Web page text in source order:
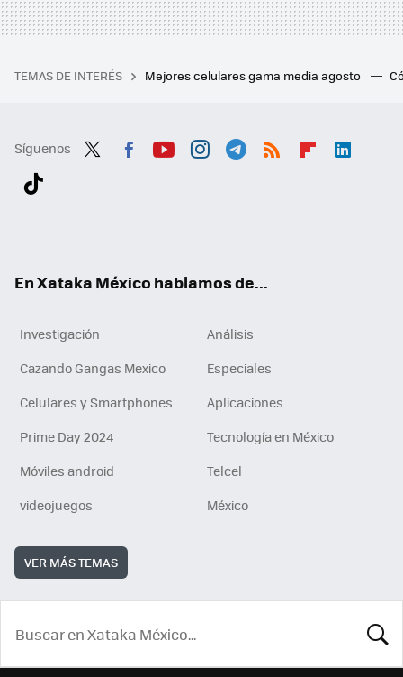
TEMAS DE INTERÉS Mejores celulares gama media agosto
Síguenos
En Xataka México hablamos de...
Investigación
Análisis
Cazando Gangas Mexico
Especiales
Celulares y Smartphones
Aplicaciones
Prime Day 2024
Tecnología en México
Móviles android
Telcel
videojuegos
México
VER MÁS TEMAS